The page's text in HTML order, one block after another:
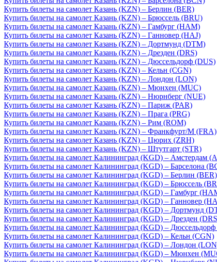
Купить билеты на самолет Казань (KZN) – Берлин (BER)
Купить билеты на самолет Казань (KZN) – Брюссель (BRU)
Купить билеты на самолет Казань (KZN) – Гамбург (HAM)
Купить билеты на самолет Казань (KZN) – Ганновер (HAJ)
Купить билеты на самолет Казань (KZN) – Дортмунд (DTM)
Купить билеты на самолет Казань (KZN) – Дрезден (DRS)
Купить билеты на самолет Казань (KZN) – Дюссельдорф (DUS)
Купить билеты на самолет Казань (KZN) – Кельн (CGN)
Купить билеты на самолет Казань (KZN) – Лондон (LON)
Купить билеты на самолет Казань (KZN) – Мюнхен (MUC)
Купить билеты на самолет Казань (KZN) – Нюрнберг (NUE)
Купить билеты на самолет Казань (KZN) – Париж (PAR)
Купить билеты на самолет Казань (KZN) – Прага (PRG)
Купить билеты на самолет Казань (KZN) – Рим (ROM)
Купить билеты на самолет Казань (KZN) – Франкфурт/М (FRA)
Купить билеты на самолет Казань (KZN) – Цюрих (ZRH)
Купить билеты на самолет Казань (KZN) – Штутгарт (STR)
Купить билеты на самолет Калининград (KGD) – Амстердам
Купить билеты на самолет Калининград (KGD) – Барселона
Купить билеты на самолет Калининград (KGD) – Берлин (BER)
Купить билеты на самолет Калининград (KGD) – Брюссель
Купить билеты на самолет Калининград (KGD) – Гамбург
Купить билеты на самолет Калининград (KGD) – Ганновер
Купить билеты на самолет Калининград (KGD) – Дортмунд
Купить билеты на самолет Калининград (KGD) – Дрезден
Купить билеты на самолет Калининград (KGD) –
Купить билеты на самолет Калининград (KGD) – Кельн (CGN)
Купить билеты на самолет Калининград (KGD) – Лондон
Купить билеты на самолет Калининград (KGD) – Мюнхен